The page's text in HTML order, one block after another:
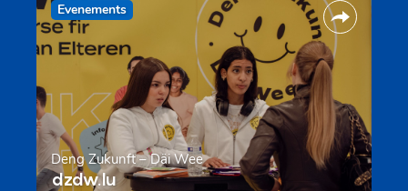
Evenements
Deng Zukunft – Däi Wee
dzdw.lu